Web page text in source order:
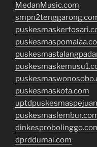
MedanMusic.com
puskesmaskota.com
dprddumai.com